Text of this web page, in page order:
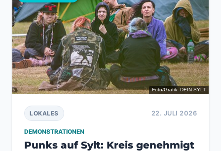
Foto/Grafik: DEIN SYLT
22. JULI 2026
LOKALES
DEMONSTRATIONEN
Punks auf Sylt: Kreis genehmigt